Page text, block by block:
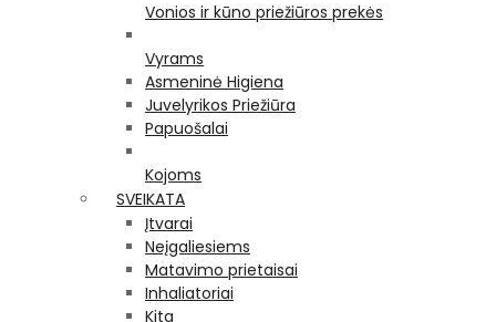
Vonios ir kūno priežiūros prekės
Vyrams
Asmeninė Higiena
Juvelyrikos Priežiūra
Papuošalai
Kojoms
SVEIKATA
Įtvarai
Neįgaliesiems
Matavimo prietaisai
Inhaliatoriai
Kita